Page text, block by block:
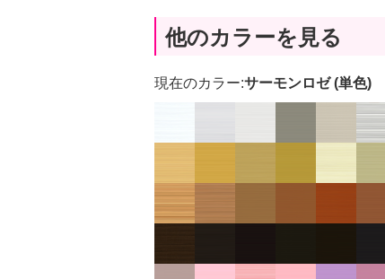
他のカラーを見る
現在のカラー:サーモンロゼ (単色)